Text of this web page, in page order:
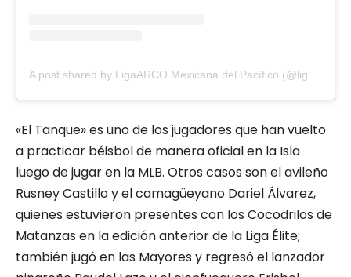
A post shared by LigaARCO Mexicana del Pacífico (@liga_arco)
«El Tanque» es uno de los jugadores que han vuelto
a practicar béisbol de manera oficial en la Isla
luego de jugar en la MLB. Otros casos son el avileño
Rusney Castillo y el camagüeyano Dariel Álvarez,
quienes estuvieron presentes con los Cocodrilos de
Matanzas en la edición anterior de la Liga Élite;
también jugó en las Mayores y regresó el lanzador